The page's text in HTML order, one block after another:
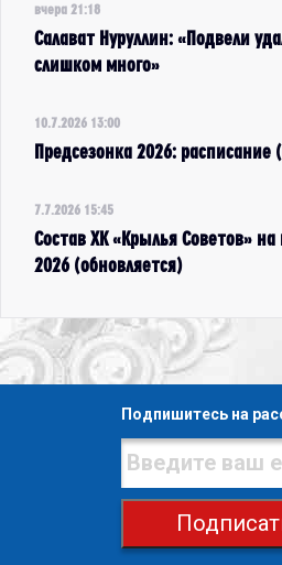
вчера 21:18
Салават Нуруллин: «Подвели
слишком много»
10.7.2026 13:00
Предсезонка 2026: расписание
7.7.2026 15:45
Состав ХК «Крылья Советов»
2026 (обновляется)
Подпишитесь на